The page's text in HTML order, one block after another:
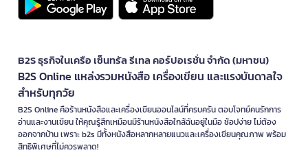
B2S ธุรกิจในเครือ เซ็นทรัล รีเทล คอร์ปอเรชั่น จำกัด (มหาชน)
B2S Online แหล่งรวมหนังสือ เครื่องเขียน และแรงบันดาลใจ
สำหรับทุกวัย
B2S Online คือร้านหนังสือและเครื่องเขียนออนไลน์ที่ครบครัน ตอบโจทย์คนรักการ
อ่านและงานเขียน ให้คุณรู้สึกเหมือนมีร้านหนังสือใกล้ฉันอยู่ในมือ ช้อปง่าย ไม่ต้อง
ออกจากบ้าน เพราะ b2s มีทั้งหนังสือหลากหลายแนวและเครื่องเขียนคุณภาพ พร้อม
สิทธิพิเศษที่ไม่ควรพลาด!